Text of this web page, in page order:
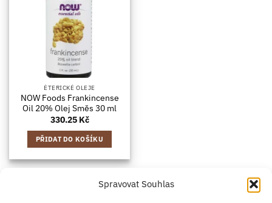
Spravovat Souhlas
ÉTERICKÉ OLEJE
NOW Foods Frankincense
Oil 20% Olej Směs 30 ml
330.25 Kč
PŘIDAT DO KOŠÍKU